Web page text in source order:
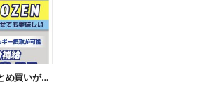
スポーツプラスゼリーまとめ買いがお得 ! !